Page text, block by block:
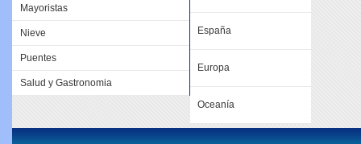
Mayoristas
Nieve
Puentes
Salud y Gastronomia
España
Europa
Oceanía